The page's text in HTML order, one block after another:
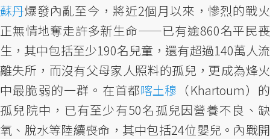
蘇丹爆發內亂至今，將近2個月以來，慘烈的戰火
正無情地奪走許多新生命——已有逾860名平民喪
生，其中包括至少190名兒童，還有超過140萬人流
離失所，而沒有父母家人照料的孤兒，更成為烽火
中最脆弱的一群。在首都喀土穆 （Khartoum）的
孤兒院中，已有至少有50名孤兒因營養不良、缺
氧、脫水等陸續喪命，其中包括24位嬰兒。內戰開